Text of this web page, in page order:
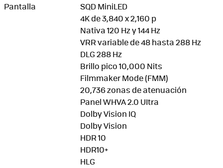
Pantalla
SQD MiniLED
4K de 3,840 x 2,160 p
Nativa 120 Hz y 144 Hz
VRR variable de 48 hasta 288 Hz
DLG 288 Hz
Brillo pico 10,000 Nits
Filmmaker Mode (FMM)
20,736 zonas de atenuación
Panel WHVA 2.0 UItra
Dolby Vision IQ
Dolby Vision
HDR 10
HDR10+
HLG